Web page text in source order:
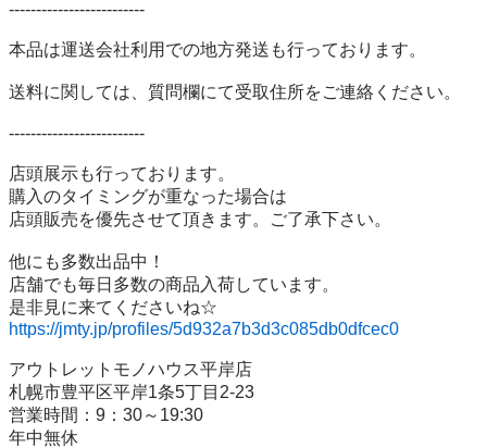
-------------------------
本品は運送会社利用での地方発送も行っております。
送料に関しては、質問欄にて受取住所をご連絡ください。
-------------------------
店頭展示も行っております。
購入のタイミングが重なった場合は
店頭販売を優先させて頂きます。ご了承下さい。
他にも多数出品中！
店舗でも毎日多数の商品入荷しています。
https://jmty.jp/profiles/5d932a7b3d3c085db0dfcec0
アウトレットモノハウス平岸店
札幌市豊平区平岸1条5丁目2-23
営業時間：9：30～19:30
年中無休